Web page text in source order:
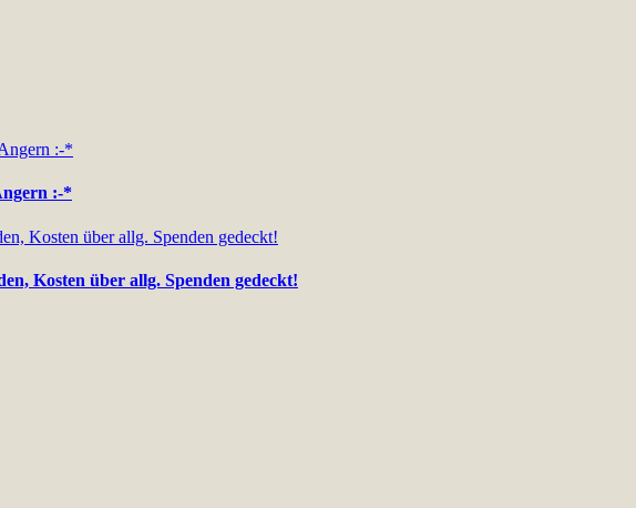
:-*
Kosten über allg. Spenden gedeckt!